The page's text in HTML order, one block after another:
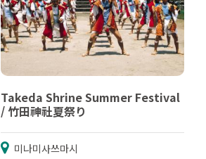
Takeda Shrine Summer Festival
/ 竹田神社夏祭り
미나미사쓰마시